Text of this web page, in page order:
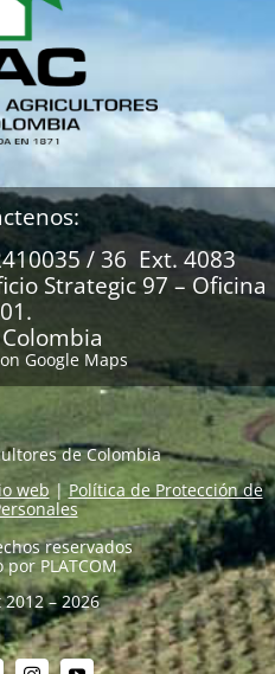
/ 36 Ext. 4083
Strategic 97 – Oficina
Google Maps
de Colombia
web|Política de Protección de
reservados
por PLATCOM
2012 – 2026